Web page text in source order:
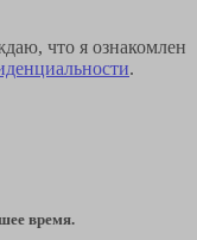
что я ознакомлен
.
время.